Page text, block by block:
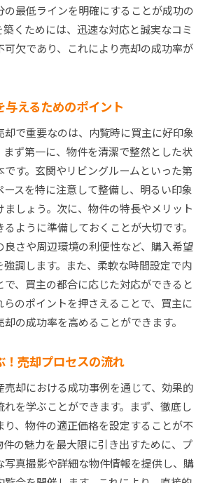
の最低ラインを明確にすることが成功の
くためには、迅速な対応と誠実なコミ
可欠であり、これにより売却の成功率が
えるためのポイント
で重要なのは、内覧時に買主に好印象
まず第一に、物件を清潔で整然とした状
です。玄関やリビングルームといった第
スを特に注意して整備し、明るい印象
ましょう。次に、物件の特長やメリット
ように準備しておくことが大切です。
良さや周辺環境の利便性など、購入希望
調します。また、柔軟な時間設定で内
で、買主の都合に応じた対応ができると
らのポイントを押さえることで、買主に
の成功率を高めることができます。
！売却プロセスの流れ
売却における成功事例を通じて、効果的
れを学ぶことができます。まず、徹底し
り、物件の適正価格を設定することが不
の魅力を最大限に引き出すために、プ
写真撮影や詳細な物件情報を提供し、購